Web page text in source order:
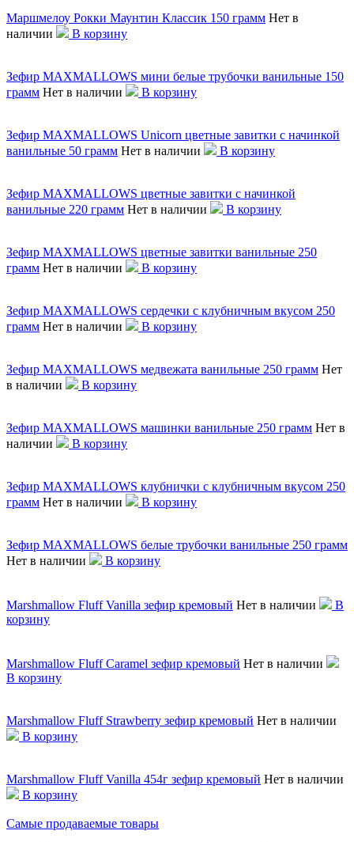
Маршмелоу Рокки Маунтин Классик 150 грамм Нет в
наличии
В корзину
Зефир MAXMALLOWS мини белые трубочки ванильные 150
грамм Нет в наличии В корзину
Зефир MAXMALLOWS Unicorn цветные завитки с начинкой
ванильные 50 грамм Нет в наличии В корзину
Зефир MAXMALLOWS цветные завитки с начинкой
ванильные 220 грамм Нет в наличии В корзину
Зефир MAXMALLOWS цветные завитки ванильные 250
грамм Нет в наличии В корзину
Зефир MAXMALLOWS сердечки с клубничным вкусом 250
грамм Нет в наличии В корзину
Зефир MAXMALLOWS медвежата ванильные 250 грамм Нет
в наличии
В корзину
Зефир MAXMALLOWS машинки ванильные 250 грамм Нет в
наличии
В корзину
Зефир MAXMALLOWS клубнички с клубничным вкусом 250
грамм Нет в наличии В корзину
Зефир MAXMALLOWS белые трубочки ванильные 250 грамм
Нет в наличии
В корзину
Marshmallow Fluff Vanilla зефир кремовый Нет в наличии
В
корзину
Marshmallow Fluff Caramel зефир кремовый Нет в наличии
В корзину
Marshmallow Fluff Strawberry зефир кремовый Нет в наличии
В корзину
Marshmallow Fluff Vanilla 454г зефир кремовый Нет в наличии
В корзину
Самые продаваемые товары